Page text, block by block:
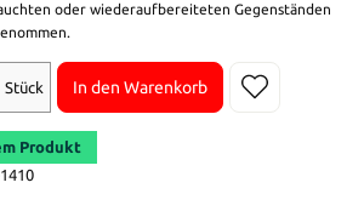
oder wiederaufbereiteten Gegenständen
Stück
In den Warenkorb
Produkt